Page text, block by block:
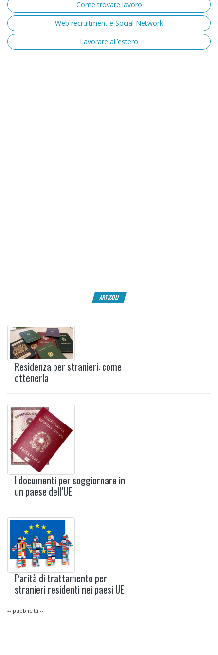
Come trovare lavoro
Web recruitment e Social Network
Lavorare all’estero
ARTICOLI
Residenza per stranieri: come
ottenerla
I documenti per soggiornare in
un paese dell’UE
Parità di trattamento per
stranieri residenti nei paesi UE
-- pubblicità --